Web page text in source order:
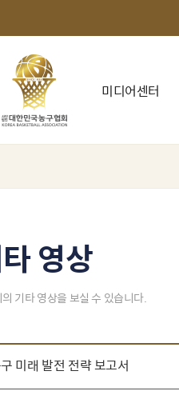
미디어센터
영상
기타 영상을 보실 수 있습니다.
미래 발전 전략 보고서